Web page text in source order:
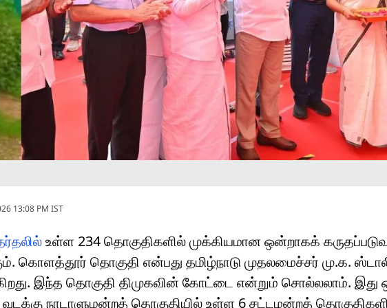
13:08 PM IST
உள்ள 234 தொகுதிகளில் முக்கியமான ஒன்றாகக்
தொகுதி என்பது தமிழ்நாடு முதலமைச்சர் மு.க.
இந்த தொகுதி திமுகவின் கோட்டை என்றும் சொல்லலாம். இது
நாடாளுமன்றத் தொகுதியில் உள்ள 6 சட்டமன்றத்